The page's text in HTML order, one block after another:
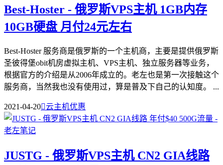
Best-Hoster - 俄罗斯VPS主机 1GB内存
10GB硬盘 月付24元左右
Best-Hoster 服务商是俄罗斯的一个主机商，主要是提供俄罗斯
圣彼得堡obit机房虚拟主机、VPS主机、独立服务器等业务，
根据官方的介绍是从2006年成立的。老左也是第一次接触这个
服务商，当然我也没有使用过，算是普及下自己的认知度。 ...
2021-04-20云主机优惠
JUSTG - 俄罗斯VPS主机 CN2 GIA线路